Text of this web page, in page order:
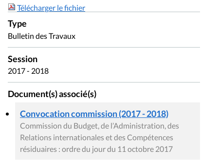
Télécharger le fichier
Type
Bulletin des Travaux
Session
2017 - 2018
Document(s) associé(s)
Convocation commission (2017 - 2018)
Commission du Budget, de l’Administration, des
Relations internationales et des Compétences
résiduaires : ordre du jour du 11 octobre 2017